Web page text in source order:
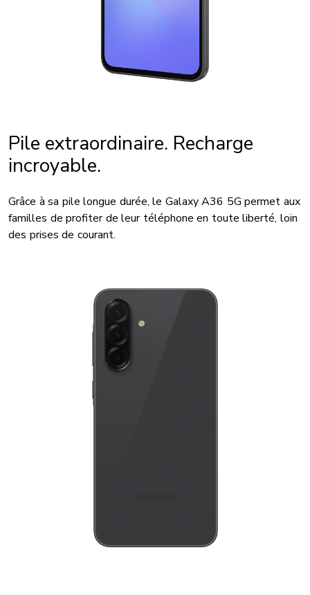
Pile extraordinaire. Recharge
incroyable.
Grâce à sa pile longue durée, le Galaxy A36 5G permet aux
familles de profiter de leur téléphone en toute liberté, loin
des prises de courant.